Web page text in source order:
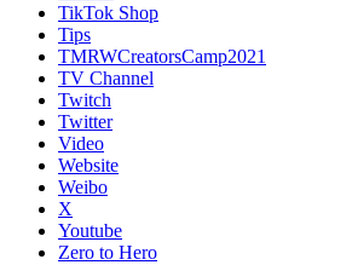
TikTok Shop
Tips
TMRWCreatorsCamp2021
TV Channel
Twitch
Twitter
Video
Website
Weibo
X
Youtube
Zero to Hero